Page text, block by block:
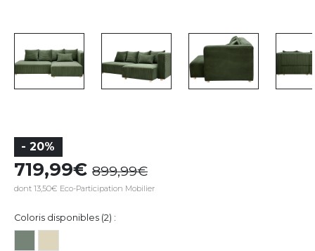
- 20%
719,99 899,99
dont 13,50€ Eco-Participation Mobilier
Coloris disponibles (2) :